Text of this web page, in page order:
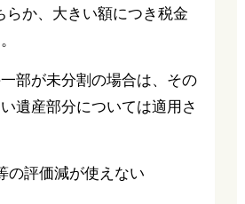
らか、大きい額につき税金
部が未分割の場合は、その
遺産部分については適用さ
の評価減が使えない